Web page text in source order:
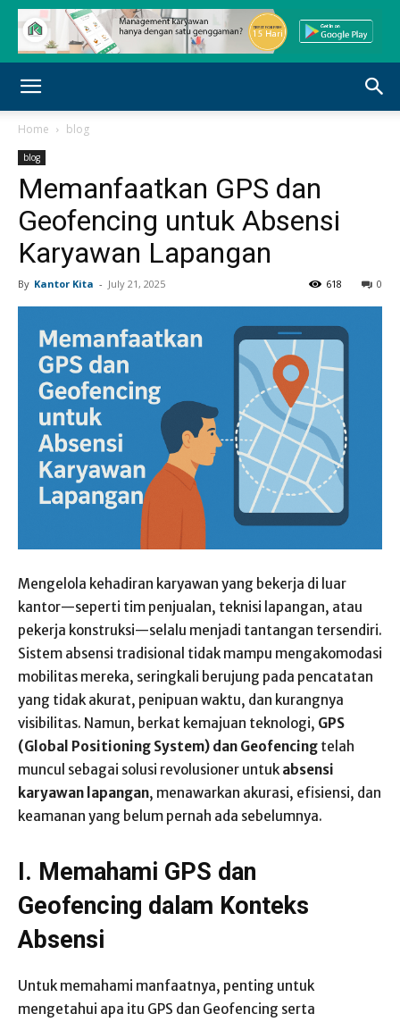
Home blog
blog
Memanfaatkan GPS dan
Geofencing untuk Absensi
Karyawan Lapangan
By Kantor Kita - July 21, 2025 0
618
Mengelola kehadiran karyawan yang bekerja di luar
kantor—seperti tim penjualan, teknisi lapangan, atau
pekerja konstruksi—selalu menjadi tantangan tersendiri.
Sistem absensi tradisional tidak mampu mengakomodasi
mobilitas mereka, seringkali berujung pada pencatatan
yang tidak akurat, penipuan waktu, dan kurangnya
visibilitas. Namun, berkat kemajuan teknologi, GPS
(Global Positioning System) dan Geofencing telah
muncul sebagai solusi revolusioner untukabsensi
karyawan lapangan, menawarkan akurasi, efisiensi, dan
keamanan yang belum pernah ada sebelumnya.
I. Memahami GPS dan
Geofencing dalam Konteks
Absensi
Untuk memahami manfaatnya, penting untuk
mengetahui apa itu GPS dan Geofencing serta